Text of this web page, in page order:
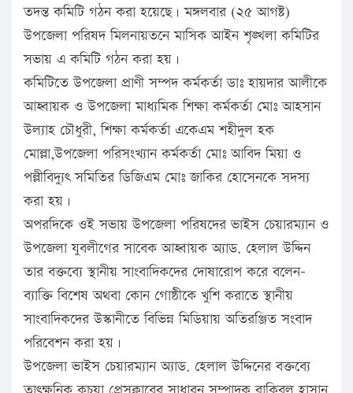
তদন্ত কমিটি গঠন করা হয়েছে। মঙ্গলবার (২৫ আগষ্ট)
উপজেলা পরিষদ মিলনায়তনে মাসিক আইন শৃঙ্খলা কমিটির
সভায় এ কমিটি গঠন করা হয়।
কমিটিতে উপজেলা প্রাণী সম্পদ কর্মকর্তা ডাঃ হায়দার আলীকে
আহ্বায়ক ও উপজেলা মাধ্যমিক শিক্ষা কর্মকর্তা মোঃ আহসান
উল্যাহ চৌধুরী, শিক্ষা কর্মকর্তা একেএম শহীদুল হক
মোল্লা,উপজেলা পরিসংখ্যান কর্মকর্তা মোঃ আবিদ মিয়া ও
পল্লীবিদ্যুৎ সমিতির ডিজিএম মোঃ জাকির হোসেনকে সদস্য
করা হয়।
অপরদিকে ওই সভায় উপজেলা পরিষদের ভাইস চেয়ারম্যান ও
উপজেলা যুবলীগের সাবেক আহ্বায়ক অ্যাড. হেলাল উদ্দিন
তার বক্তব্যে স্থানীয় সাংবাদিকদের দোষারোপ করে বলেন-
ব্যাক্তি বিশেষ অথবা কোন গোষ্ঠীকে খুশি করাতে স্থানীয়
সাংবাদিকদের উস্কানীতে বিভিন্ন মিডিয়ায় অতিরঞ্জিত সংবাদ
পরিবেশন করা হয়।
উপজেলা ভাইস চেয়ারম্যান অ্যাড. হেলাল উদ্দিনের বক্তব্যে